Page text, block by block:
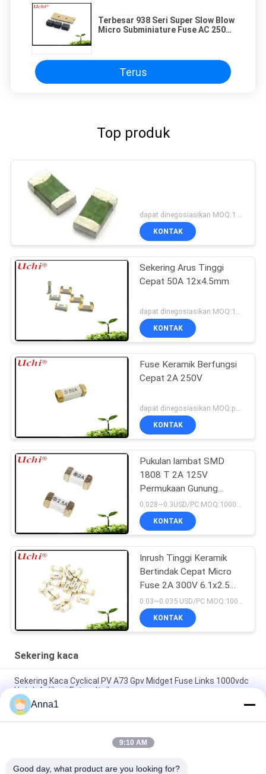
Terbesar 938 Seri Super Slow Blow
Micro Subminiature Fuse AC 250V
Terus
Top produk
dapat dinegosiasikan MOQ:1 Reel
KONTAK
Sekering Arus Tinggi
Cepat 50A 12x4.5mm
KONTAK
Fuse Keramik Berfungsi
Cepat 2A 250V
KONTAK
Pukulan lambat SMD
1808 T 2A 125V
Permukaan Gunung
Sekering UL cUL ROHS
MENCAPAI CQC
0.028~0.3USD/PC MOQ:1000pcs
KONTAK
Inrush Tinggi Keramik
Bertindak Cepat Micro
Fuse 2A 300V 6.1x2.5
Mm SSF1200
0.03~0.035 USD/PC MOQ:1000pcs
KONTAK
Sekering kaca
Sekering Kaca Cyclical PV A73 Gpv Midget Fuse Links 1000vdc
Untuk Aplikasi Fotovoltaik
SMD1140 476 Seri Perlambatan Pukulan Permukaan Gunung
Pico Fuse 1A 250VAC 400VDC Untuk Lampu LED
Tegangan Tinggi 5.500 Series Glass Tube Fuse 500V Time -
Anna1
9:10 AM
Good day, what product are you looking for?